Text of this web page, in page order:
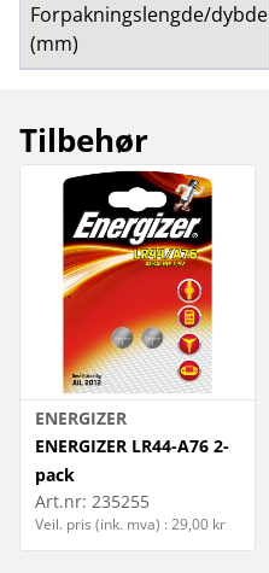
Forpakningslengde/dybde
(mm)
Tilbehør
ENERGIZER
ENERGIZER LR44-A76 2-
pack
Art.nr: 235255
Veil. pris (ink. mva) : 29,00 kr